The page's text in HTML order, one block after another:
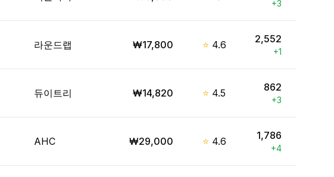
+3
라운드랩 ₩17,800 ⭐ 4.6 2,552
+1
듀이트리 ₩14,820 ⭐ 4.5 862
+3
AHC ₩29,000 ⭐ 4.6 1,786
+4